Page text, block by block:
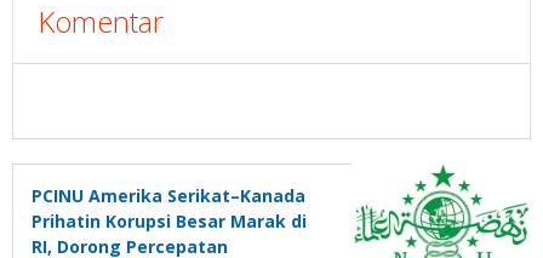
Komentar
PCINU Amerika Serikat–Kanada
Prihatin Korupsi Besar Marak di
RI, Dorong Percepatan